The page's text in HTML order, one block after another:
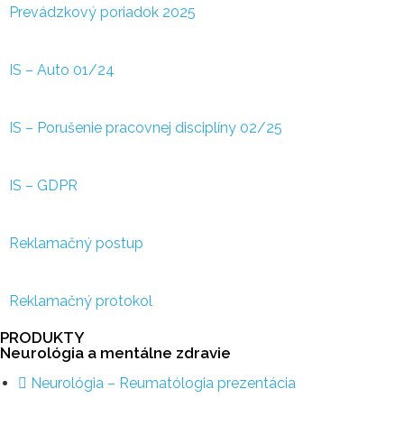
Prevádzkový poriadok 2025
IS – Auto 01/24
IS – Porušenie pracovnej disciplíny 02/25
IS – GDPR
Reklamačný postup
Reklamačný protokol
PRODUKTY
Neurológia a mentálne zdravie
Neurológia – Reumatólogia prezentácia